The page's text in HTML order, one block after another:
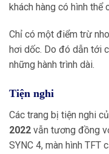
khách hàng có hình thể
Chỉ có một điểm trừ
hơi dốc. Do đó dẫn tới
những hành trình dài.
Tiện nghi
Các trang bị tiện nghi
2022 vẫn tương đồng
SYNC 4, màn hình TFT